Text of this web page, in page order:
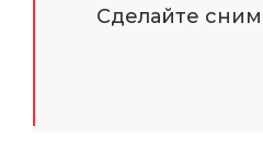
Сделайте